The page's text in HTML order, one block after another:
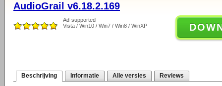
AudioGrail v6.18.2.169
Ad-supported
Vista / Win10 / Win7 / Win8 / WinXP
Beschrijving Informatie Alle versies Reviews